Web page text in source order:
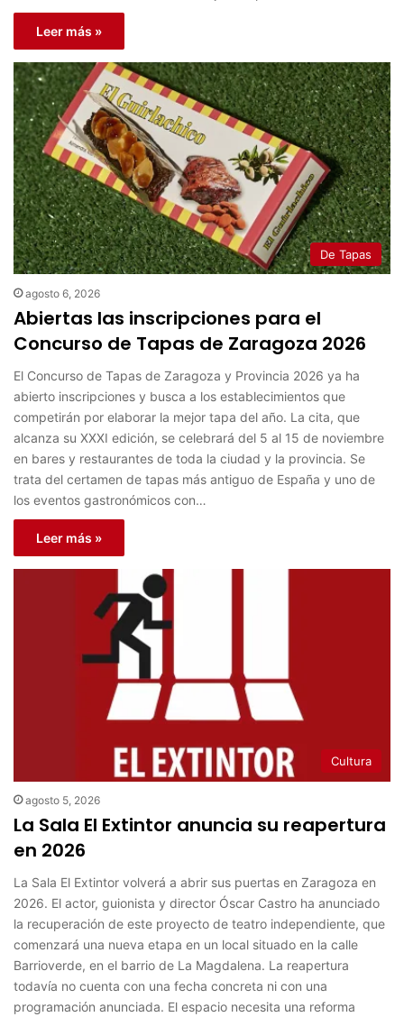
Leer más »
De Tapas
agosto 6, 2026
Abiertas las inscripciones para el
Concurso de Tapas de Zaragoza 2026
El Concurso de Tapas de Zaragoza y Provincia 2026 ya ha
abierto inscripciones y busca a los establecimientos que
competirán por elaborar la mejor tapa del año. La cita, que
alcanza su XXXI edición, se celebrará del 5 al 15 de noviembre
en bares y restaurantes de toda la ciudad y la provincia. Se
trata del certamen de tapas más antiguo de España y uno de
los eventos gastronómicos con…
Leer más »
Cultura
agosto 5, 2026
La Sala El Extintor anuncia su reapertura
en 2026
La Sala El Extintor volverá a abrir sus puertas en Zaragoza en
2026. El actor, guionista y director Óscar Castro ha anunciado
la recuperación de este proyecto de teatro independiente, que
comenzará una nueva etapa en un local situado en la calle
Barrioverde, en el barrio de La Magdalena. La reapertura
todavía no cuenta con una fecha concreta ni con una
programación anunciada. El espacio necesita una reforma